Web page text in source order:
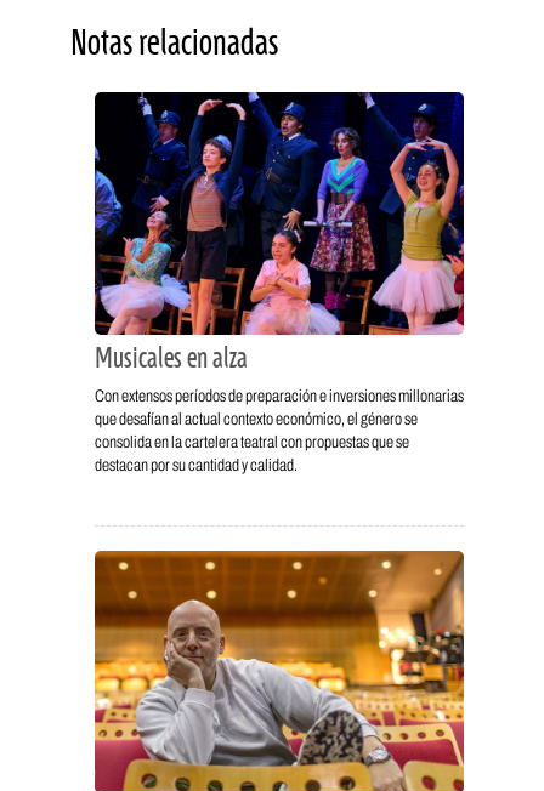
Notas relacionadas
Musicales en alza
Con extensos períodos de preparación e inversiones millonarias
que desafían al actual contexto económico, el género se
consolida en la cartelera teatral con propuestas que se
destacan por su cantidad y calidad.